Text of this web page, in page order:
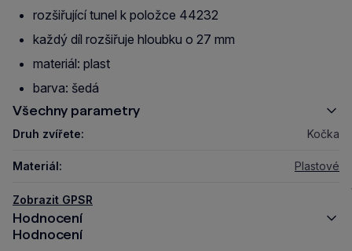
rozšiřující tunel k položce 44232
každý díl rozšiřuje hloubku o 27 mm
materiál: plast
barva: šedá
Všechny parametry
Druh zvířete: Kočka
Materiál: Plastové
Zobrazit GPSR
Hodnocení
Hodnocení